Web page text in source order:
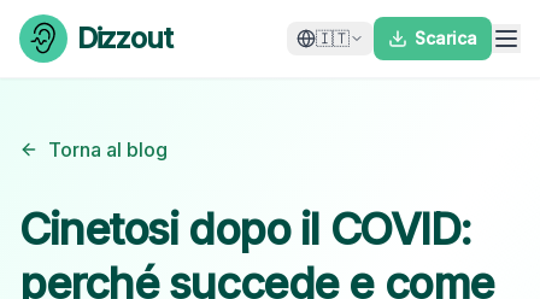
Skip to content
Dizzout 🇮🇹 Scarica
Torna al blog
Cinetosi dopo il COVID:
perché succede e come